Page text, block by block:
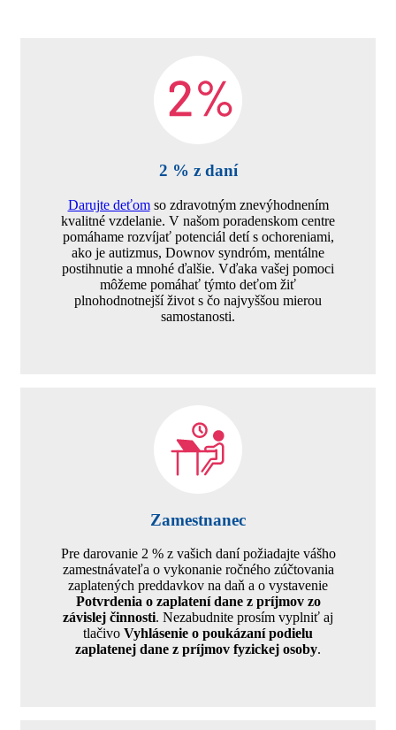
2 % z daní
Darujte deťomso zdravotným znevýhodnením
kvalitné vzdelanie. V našom poradenskom centre
pomáhame rozvíjať potenciál detí s ochoreniami,
ako je autizmus, Downov syndróm, mentálne
postihnutie a mnohé ďalšie. Vďaka vašej pomoci
môžeme pomáhať týmto deťom žiť
plnohodnotnejší život s čo najvyššou mierou
samostanosti.
Zamestnanec
Pre darovanie 2 % z vašich daní požiadajte vášho
zamestnávateľa o vykonanie ročného zúčtovania
zaplatených preddavkov na daň a o vystavenie
Potvrdenia o zaplatení dane z príjmov zo
závislej činnosti. Nezabudnite prosím vyplniť aj
tlačivo Vyhlásenie o poukázaní podielu
zaplatenej dane z príjmov fyzickej osoby.